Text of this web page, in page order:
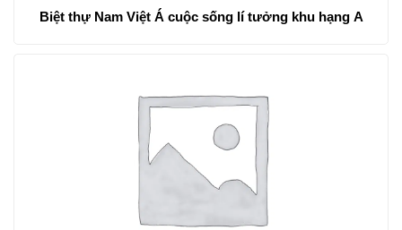
Biệt thự Nam Việt Á cuộc sống lí tưởng khu hạng A